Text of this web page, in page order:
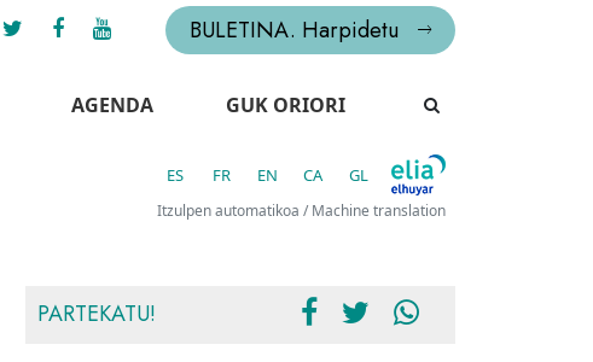
BULETINA. Harpidetu
AGENDA GUK ORIORI
ES FR EN CA GL
Itzulpen automatikoa / Machine translation
PARTEKATU!